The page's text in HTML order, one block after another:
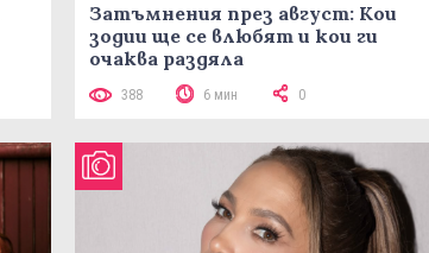
Затъмнения през август: Кои
зодии ще се влюбят и кои ги
очаква раздяла
388 6 мин 0